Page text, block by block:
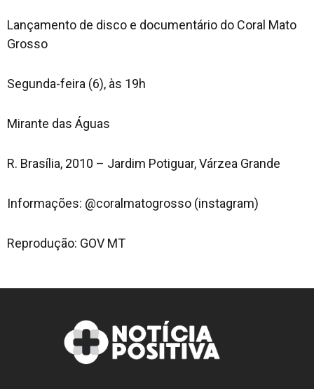
Lançamento de disco e documentário do Coral Mato
Grosso
Segunda-feira (6), às 19h
Mirante das Águas
R. Brasília, 2010 – Jardim Potiguar, Várzea Grande
Informações: @coralmatogrosso (instagram)
Reprodução: GOV MT